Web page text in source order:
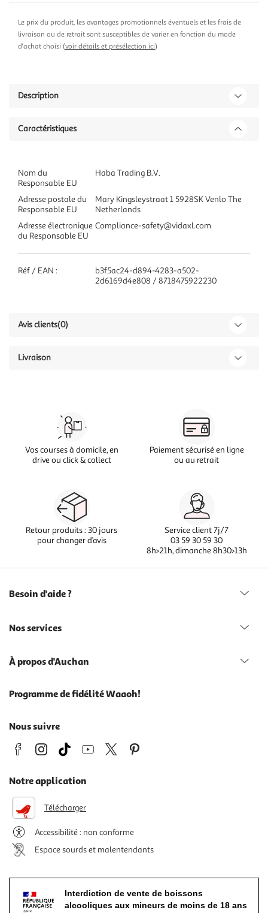
Le prix du produit, les avantages promotionnels éventuels et les frais de
livraison ou de retrait sont susceptibles de varier en fonction du mode
d'achat choisi (voir détails et présélection ici)
Description
Caractéristiques
Nom du
Responsable EU
Haba Trading B.V.
Adresse postale du
Responsable EU
Mary Kingsleystraat 1 5928SK Venlo The
Netherlands
Adresse électronique
du Responsable EU
Compliance-safety@vidaxl.com
Réf / EAN :
b3f5ac24-d894-4283-a502-
2d6169d4e808 / 8718475922230
Avis clients(0)
Livraison
Vos courses à domicile, en
drive ou click & collect
Paiement sécurisé en ligne
ou au retrait
Retour produits : 30 jours
pour changer d’avis
Service client 7j/7
03 59 30 59 30
8h>21h, dimanche 8h30>13h
Besoin d'aide ?
Nos services
À propos d'Auchan
Programme de fidélité Waaoh!
Nous suivre
Notre application
Télécharger
Accessibilité : non conforme
Espace sourds et malentendants
Interdiction de vente de boissons
alcooliques aux mineurs de moins de 18 ans